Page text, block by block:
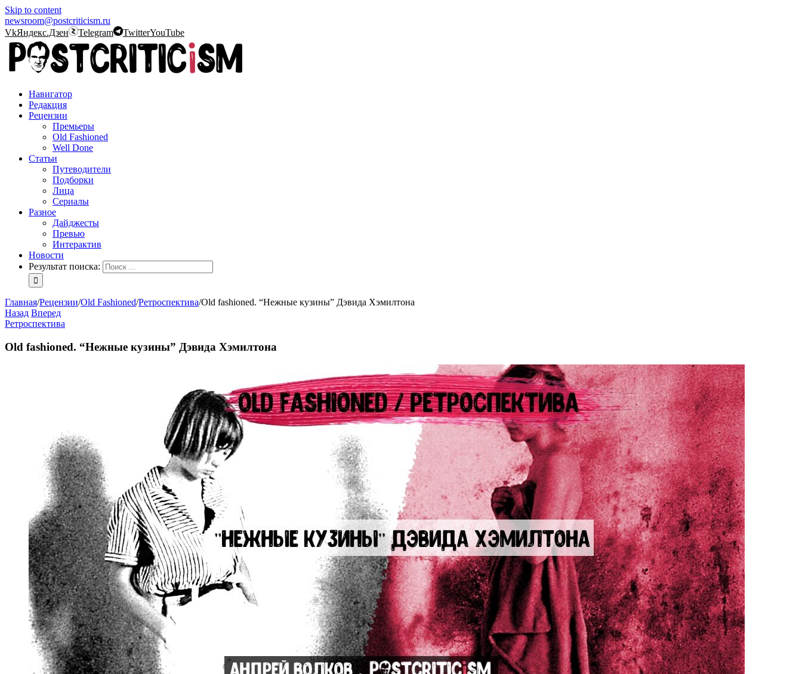
Skip to content
newsroom@postcriticism.ru
VkЯндекс.Дзен Telegram TwitterYouTube
Навигатор
Редакция
Рецензии
Премьеры
Old Fashioned
Well Done
Статьи
Путеводители
Подборки
Лица
Сериалы
Разное
Дайджесты
Превью
Интерактив
Новости
Результат поиска:
Главная/Рецензии/Old Fashioned/Ретроспектива/Old fashioned. “Нежные кузины” Дэвида Хэмилтона
Назад Вперед
Ретроспектива
Old fashioned. “Нежные кузины” Дэвида Хэмилтона